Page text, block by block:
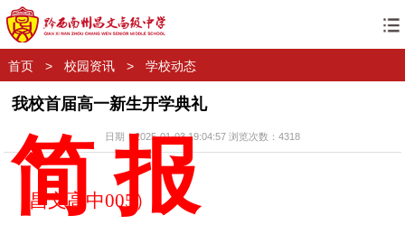
首页 > 校园资讯 > 学校动态
我校首届高一新生开学典礼
日期：2025-01-03 19:04:57 浏览次数： 4318
简 报
（昌文高中005 ）